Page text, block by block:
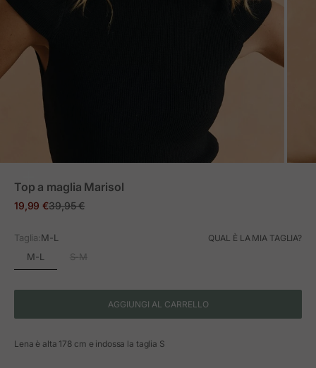
Top a maglia Marisol
Prezzo in offerta
19,99 €Prezzo normale
39,95 €
Taglia:M-L QUAL È LA MIA TAGLIA?
M-L S-M
AGGIUNGI AL CARRELLO
Lena è alta 178 cm e indossa la taglia S